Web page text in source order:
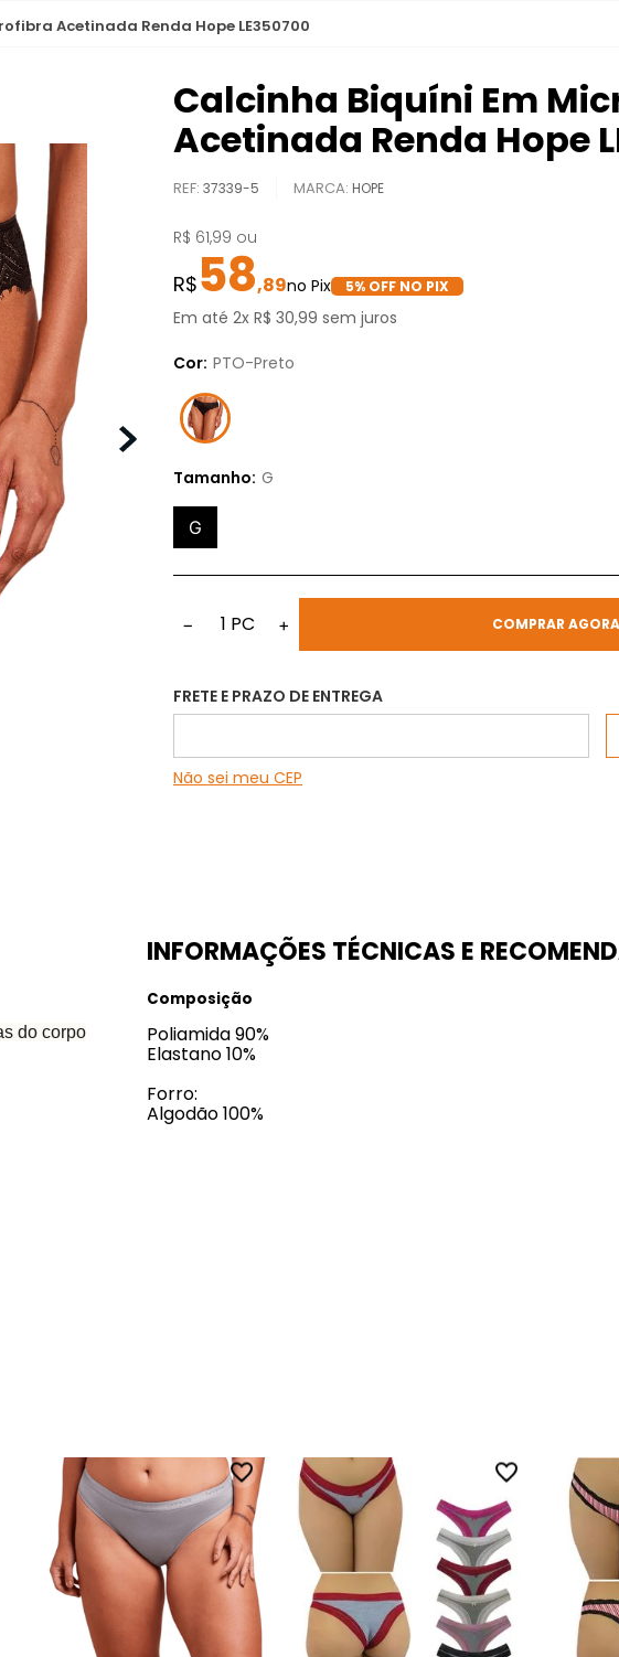
Acetinada Renda Hope LE350700
Calcinha Biquíni Em
Acetinada Renda Hope
REF: 37339-5 HOPE
R$ 61,99 ou
58,89 5% OFF NO PIX
Em até 2x R$ 30,99 sem juros
Cor: PTO-Preto
Tamanho: G
G
− 1 PC + COMPRAR AGORA
FRETE E PRAZO DE ENTREGA
Não sei meu CEP
do corpo
INFORMAÇÕES TÉCNICAS E
Composição
Poliamida 90%
Elastano 10%
Forro:
Algodão 100%